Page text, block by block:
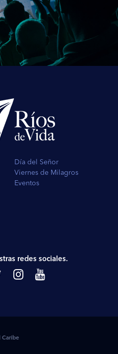
Día del Señor
Viernes de Milagros
Eventos
redes sociales.
Caribe